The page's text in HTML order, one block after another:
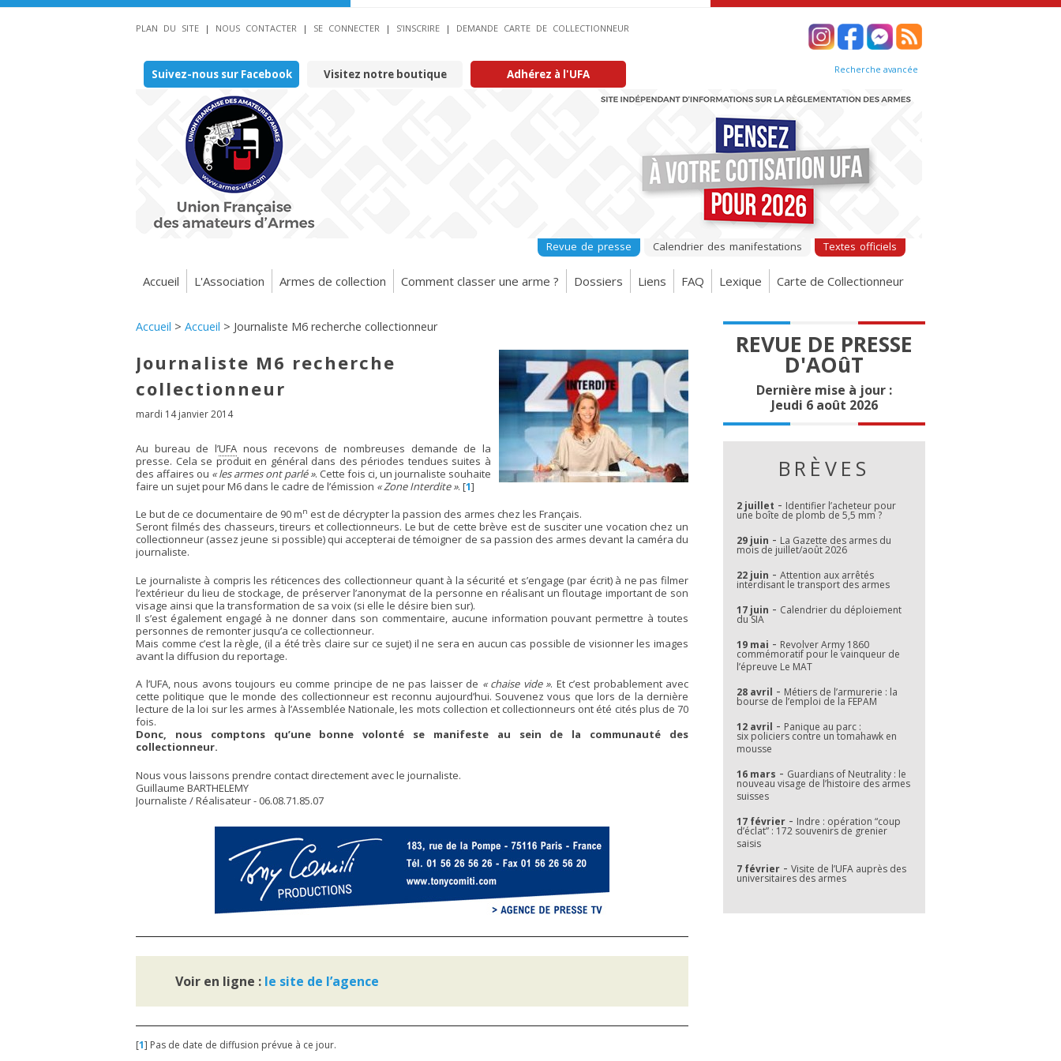
PLAN DU SITE | NOUS CONTACTER | SE CONNECTER | S’INSCRIRE | DEMANDE CARTE DE COLLECTIONNEUR
Suivez-nous sur Facebook Visitez notre boutique Adhérez à l'UFA Recherche avancée
Revue de presse Calendrier des manifestations Textes officiels
Accueil L'Association Armes de collection Comment classer une arme ? Dossiers Liens FAQ Lexique Carte de Collectionneur
Accueil > Accueil > Journaliste M6 recherche collectionneur
Journaliste M6 recherche
collectionneur
mardi 14 janvier 2014
Au bureau de l’UFA nous recevons de nombreuses demande de la
presse. Cela se produit en général dans des périodes tendues suites à
des affaires ou « les armes ont parlé ». Cette fois ci, un journaliste souhaite
faire un sujet pour M6 dans le cadre de l’émission « Zone Interdite ». [1]
Le but de ce documentaire de 90 mn est de décrypter la passion des armes chez les Français.
Seront filmés des chasseurs, tireurs et collectionneurs. Le but de cette brève est de susciter une vocation chez un
collectionneur (assez jeune si possible) qui accepterai de témoigner de sa passion des armes devant la caméra du
journaliste.
Le journaliste à compris les réticences des collectionneur quant à la sécurité et s’engage (par écrit) à ne pas filmer
l’extérieur du lieu de stockage, de préserver l’anonymat de la personne en réalisant un floutage important de son
visage ainsi que la transformation de sa voix (si elle le désire bien sur).
Il s’est également engagé à ne donner dans son commentaire, aucune information pouvant permettre à toutes
personnes de remonter jusqu’a ce collectionneur.
Mais comme c’est la règle, (il a été très claire sur ce sujet) il ne sera en aucun cas possible de visionner les images
avant la diffusion du reportage.
A l’UFA, nous avons toujours eu comme principe de ne pas laisser de « chaise vide ». Et c’est probablement avec
cette politique que le monde des collectionneur est reconnu aujourd’hui. Souvenez vous que lors de la dernière
lecture de la loi sur les armes à l’Assemblée Nationale, les mots collection et collectionneurs ont été cités plus de 70
fois.
Donc, nous comptons qu’une bonne volonté se manifeste au sein de la communauté des
collectionneur.
Nous vous laissons prendre contact directement avec le journaliste.
Guillaume BARTHELEMY
Journaliste / Réalisateur - 06.08.71.85.07
Voir en ligne : le site de l’agence
[1] Pas de date de diffusion prévue à ce jour.
REVUE DE PRESSE
D'AOûT
Dernière mise à jour :
Jeudi 6 août 2026
BRÈVES
2 juillet - Identifier l’acheteur pour
une boîte de plomb de 5,5 mm ?
29 juin - La Gazette des armes du
mois de juillet/août 2026
22 juin - Attention aux arrêtés
interdisant le transport des armes
17 juin - Calendrier du déploiement
du SIA
19 mai - Revolver Army 1860
commémoratif pour le vainqueur de
l’épreuve Le MAT
28 avril - Métiers de l’armurerie : la
bourse de l’emploi de la FEPAM
12 avril - Panique au parc :
six policiers contre un tomahawk en
mousse
16 mars - Guardians of Neutrality : le
nouveau visage de l’histoire des armes
suisses
17 février - Indre : opération “coup
d’éclat” : 172 souvenirs de grenier
saisis
7 février - Visite de l’UFA auprès des
universitaires des armes